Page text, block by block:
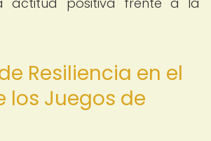
Resiliencia en el
los Juegos de